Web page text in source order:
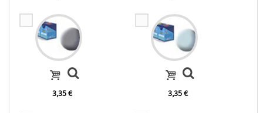
3,35 € 3,35 €